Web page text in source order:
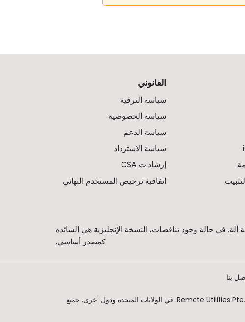
القانوني
سياسة الترقية
سياسة الخصوصية
سياسة الدعم
سياسة الاسترداد
إرشادات CSA
اتفاقية ترخيص المستخدم النهائي
في حالة وجود تناقضات، النسخة الإنجليزية هي السائدة
كمصدر أساسي.
بنا
© 2010 - 2026 Remote Utilities وشعار Remote Utilities هما إما علامات تجارية مسجلة أو علامات تجارية لشركة Remote Utilities Pte. Ltd. في الولايات المتحدة ودول أخرى. جميع